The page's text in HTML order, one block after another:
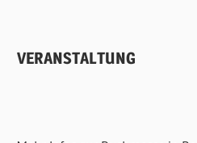
VERANSTALTUNG